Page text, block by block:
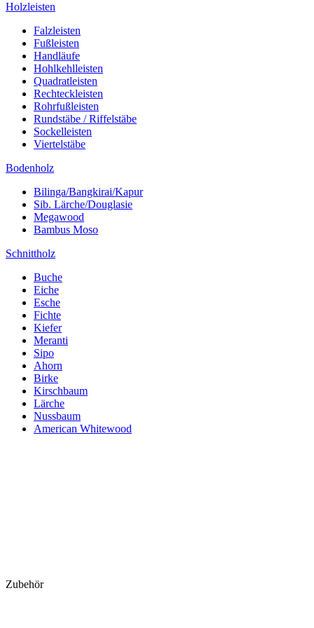
Holzleisten
Falzleisten
Fußleisten
Handläufe
Hohlkehlleisten
Quadratleisten
Rechteckleisten
Rohrfußleisten
Rundstäbe / Riffelstäbe
Sockelleisten
Viertelstäbe
Bodenholz
Bilinga/Bangkirai/Kapur
Sib. Lärche/Douglasie
Megawood
Bambus Moso
Schnittholz
Buche
Eiche
Esche
Fichte
Kiefer
Meranti
Sipo
Ahorn
Birke
Kirschbaum
Lärche
Nussbaum
American Whitewood
Zubehör